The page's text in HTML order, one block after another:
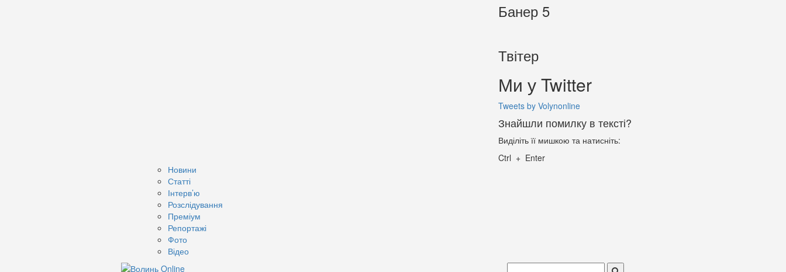
Банер 5
Твітер
Ми у Twitter
Tweets by Volynonline
Знайшли помилку в тексті?
Виділіть її мишкою та натисніть:
Ctrl + Enter
Новини
Статті
Інтерв’ю
Розслідування
Преміум
Репортажі
Фото
Відео